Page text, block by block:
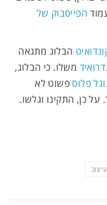
הפייסבוק של
הבלוג מתגאה
משלו. כי הבלוג,
פלוספשוט לא
על כן, התקינו וגלשו.
עיצוב